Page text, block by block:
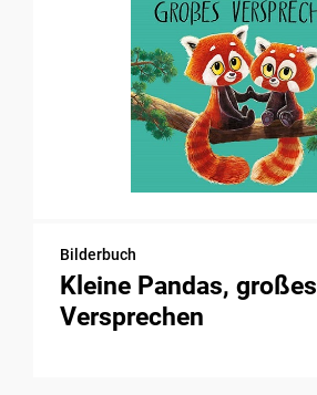
Bilderbuch
Kleine Pandas, großes
Versprechen